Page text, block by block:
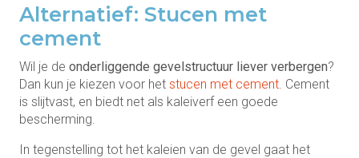
Alternatief: Stucen met
cement
Wil je de onderliggende gevelstructuur liever verbergen?
Dan kun je kiezen voor het stucen met cement . Cement
is slijtvast, en biedt net als kaleiverf een goede
bescherming.
In tegenstelling tot het kaleien van de gevel gaat het